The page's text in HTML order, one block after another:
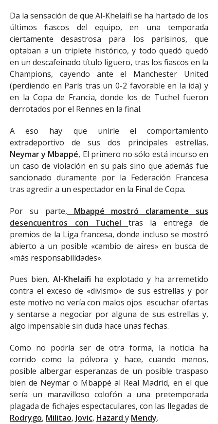
Da la sensación de que Al-Khelaifi se ha hartado de los
últimos fiascos del equipo, en una temporada
ciertamente desastrosa para los parisinos, que
optaban a un triplete histórico, y todo quedó quedó
en un descafeinado título liguero, tras los fiascos en la
Champions, cayendo ante el Manchester United
(perdiendo en París tras un 0-2 favorable en la ida) y
en la Copa de Francia, donde los de Tuchel fueron
derrotados por el Rennes en la final.
A eso hay que unirle el comportamiento
extradeportivo de sus dos principales estrellas,
Neymar y Mbappé, El primero no sólo está incurso en
un caso de violación en su país sino que además fue
sancionado duramente por la Federación Francesa
tras agredir a un espectador en la Final de Copa.
Por su parte, Mbappé mostró claramente sus
desencuentros con Tuchel
tras la entrega de
premios de la Liga francesa, donde incluso se mostró
abierto a un posible «cambio de aires» en busca de
«más responsabilidades».
Pues bien, Al-Khelaifi ha explotado y ha arremetido
contra el exceso de «divismo» de sus estrellas y por
este motivo no vería con malos ojos escuchar ofertas
y sentarse a negociar por alguna de sus estrellas y,
algo impensable sin duda hace unas fechas.
Como no podría ser de otra forma, la noticia ha
corrido como la pólvora y hace, cuando menos,
posible albergar esperanzas de un posible traspaso
bien de Neymar o Mbappé al Real Madrid, en el que
sería un maravilloso colofón a una pretemporada
plagada de fichajes espectaculares, con las llegadas de
Rodrygo, Militao, Jovic, Hazard y Mendy.